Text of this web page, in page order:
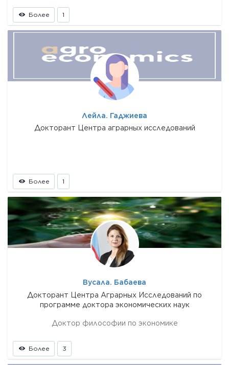
Более 1
Лейла. Гаджиева
Докторант Центра аграрных исследований
Более 1
Вусала. Бабаева
Докторант Центра Аграрных Исследований по
программе доктора экономических наук
Доктор философии по экономике
Более 3